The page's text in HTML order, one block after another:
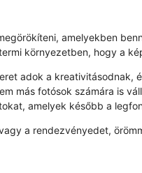
amelyekben
környezetben, hogy a
adok a kreativitásodnak,
más fotósok számára is
amelyek később a
a rendezvényedet,